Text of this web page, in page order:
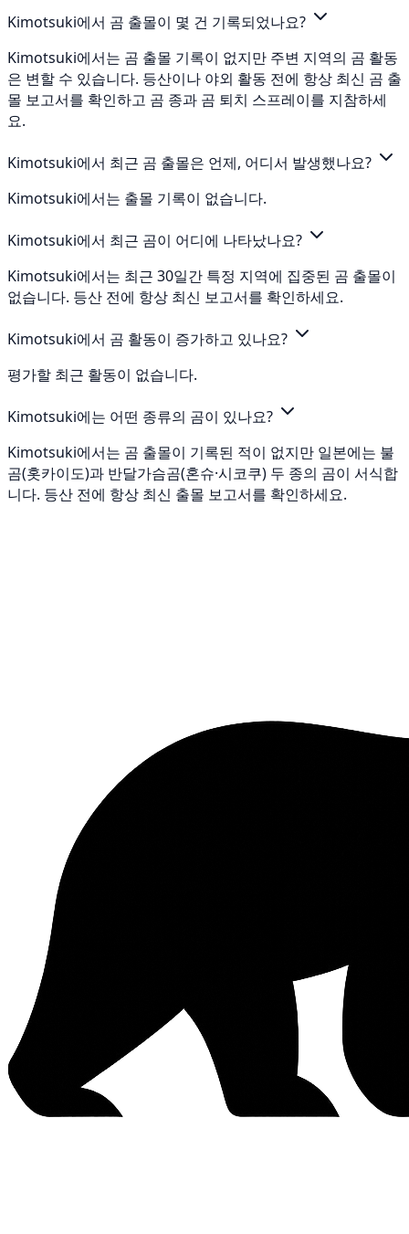
Kimotsuki에서 곰 출몰이 몇 건 기록되었나요?
Kimotsuki에서는 곰 출몰 기록이 없지만 주변 지역의 곰 활동
은 변할 수 있습니다. 등산이나 야외 활동 전에 항상 최신 곰 출
몰 보고서를 확인하고 곰 종과 곰 퇴치 스프레이를 지참하세
요.
Kimotsuki에서 최근 곰 출몰은 언제, 어디서 발생했나요?
Kimotsuki에서는 출몰 기록이 없습니다.
Kimotsuki에서 최근 곰이 어디에 나타났나요?
Kimotsuki에서는 최근 30일간 특정 지역에 집중된 곰 출몰이
없습니다. 등산 전에 항상 최신 보고서를 확인하세요.
Kimotsuki에서 곰 활동이 증가하고 있나요?
평가할 최근 활동이 없습니다.
Kimotsuki에는 어떤 종류의 곰이 있나요?
Kimotsuki에서는 곰 출몰이 기록된 적이 없지만 일본에는 불
곰(홋카이도)과 반달가슴곰(혼슈·시코쿠) 두 종의 곰이 서식합
니다. 등산 전에 항상 최신 출몰 보고서를 확인하세요.